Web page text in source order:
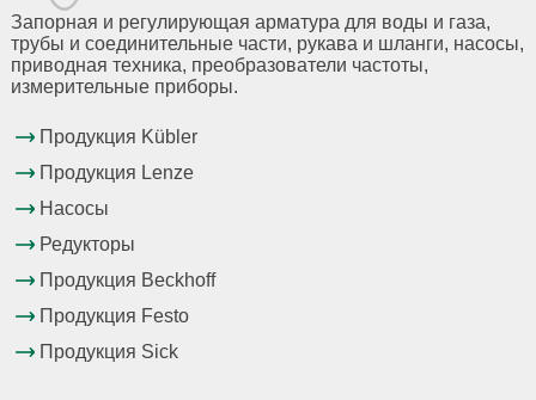
Запорная и регулирующая арматура для воды и газа,
трубы и соединительные части, рукава и шланги, насосы,
приводная техника, преобразователи частоты,
измерительные приборы.
Продукция Kübler
Продукция Lenze
Насосы
Редукторы
Продукция Beckhoff
Продукция Festo
Продукция Sick